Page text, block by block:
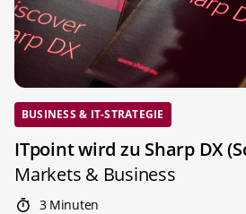
BUSINESS & IT-STRATEGIE
ITpoint wird zu Sharp DX
Markets & Business
3 Minuten